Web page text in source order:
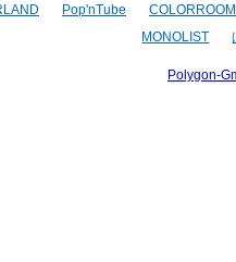
Pop'nTube
COLORROOM
MONOLIST
Polygon-